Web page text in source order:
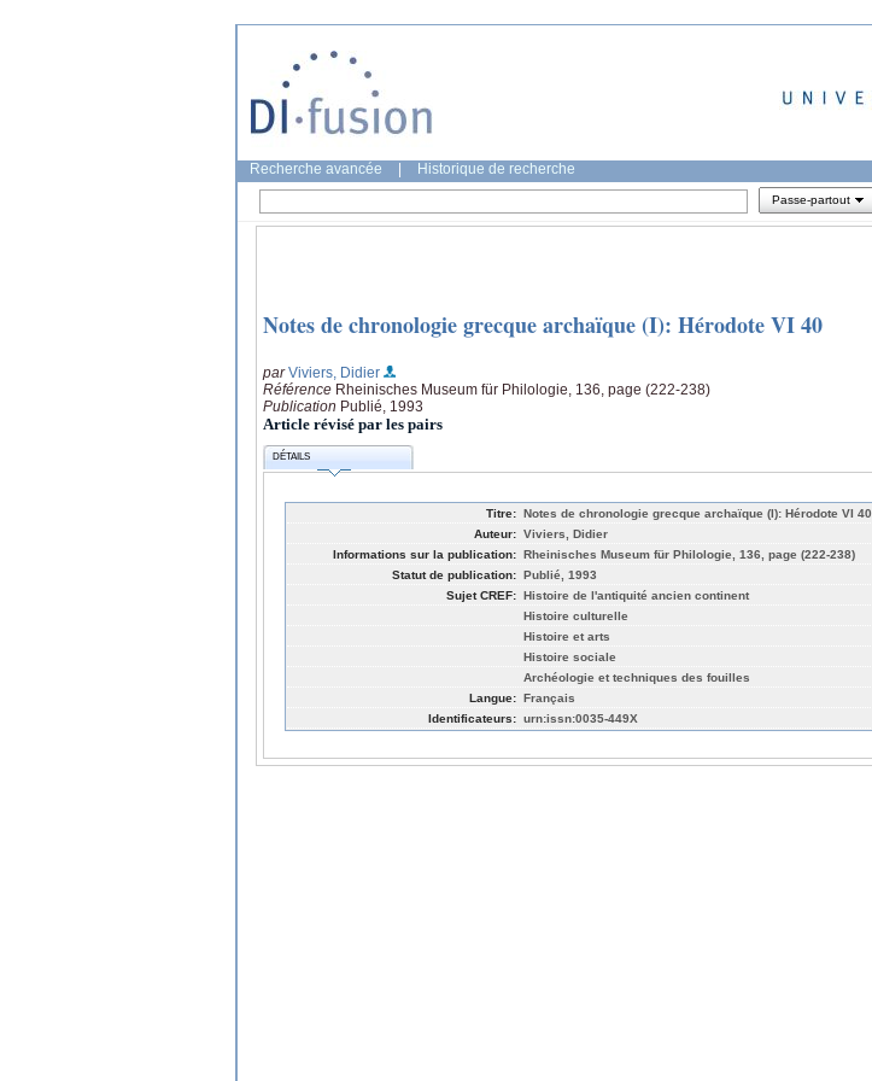
Recherche avancée Historique de recherche
Passe-partout
Notes de chronologie grecque archaïque (I): Hérodote VI 40
parViviers, Didier
Référence Rheinisches Museum für Philologie, 136, page (222-238)
Publication Publié, 1993
Article révisé par les pairs
DÉTAILS
Titre: Notes de chronologie grecque archaïque (I): Hérodote VI 40
Auteur: Viviers, Didier
Informations sur la publication: Rheinisches Museum für Philologie, 136, page (222-238)
Statut de publication: Publié, 1993
Sujet CREF: Histoire de l'antiquité ancien continent
Histoire culturelle
Histoire et arts
Histoire sociale
Archéologie et techniques des fouilles
Langue: Français
Identificateurs: urn:issn:0035-449X